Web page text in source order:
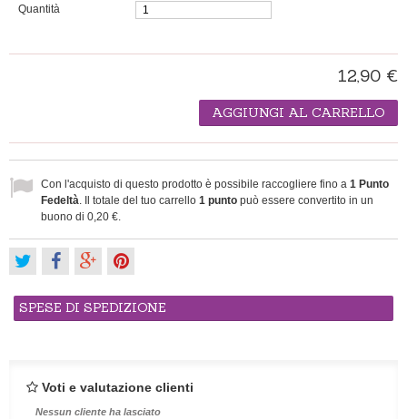
Quantità
12,90 €
AGGIUNGI AL CARRELLO
Con l'acquisto di questo prodotto è possibile raccogliere fino a 1 Punto
Fedeltà . Il totale del tuo carrello 1 punto può essere convertito in un
buono di 0,20 €
SPESE DI SPEDIZIONE
Voti e valutazione clienti
Nessun cliente ha lasciato